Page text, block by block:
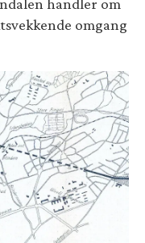
handler om
omgang